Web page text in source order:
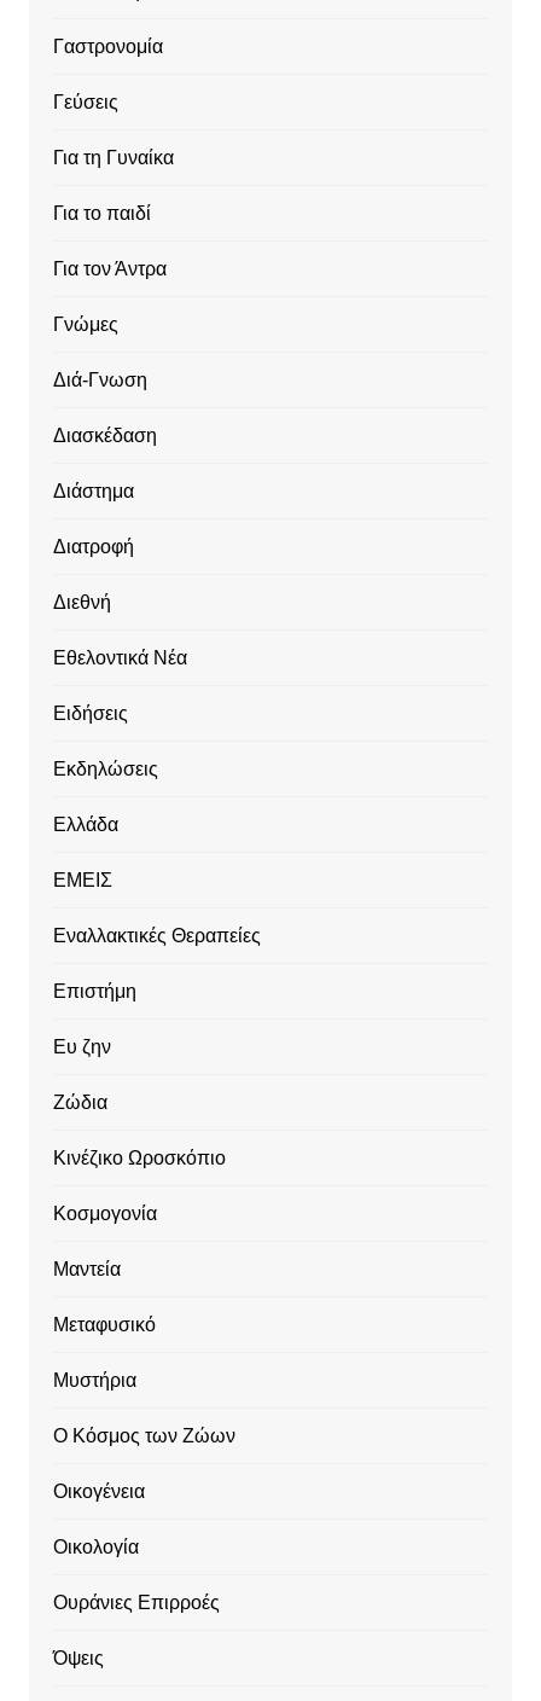
Γαστρονομία
Γεύσεις
Για τη Γυναίκα
Για το παιδί
Για τον Άντρα
Γνώμες
Διά-Γνωση
Διασκέδαση
Διάστημα
Διατροφή
Διεθνή
Εθελοντικά Νέα
Ειδήσεις
Εκδηλώσεις
Ελλάδα
ΕΜΕΙΣ
Εναλλακτικές Θεραπείες
Επιστήμη
Ευ ζην
Ζώδια
Κινέζικο Ωροσκόπιο
Κοσμογονία
Μαντεία
Μεταφυσικό
Μυστήρια
Ο Κόσμος των Ζώων
Οικογένεια
Οικολογία
Ουράνιες Επιρροές
Όψεις